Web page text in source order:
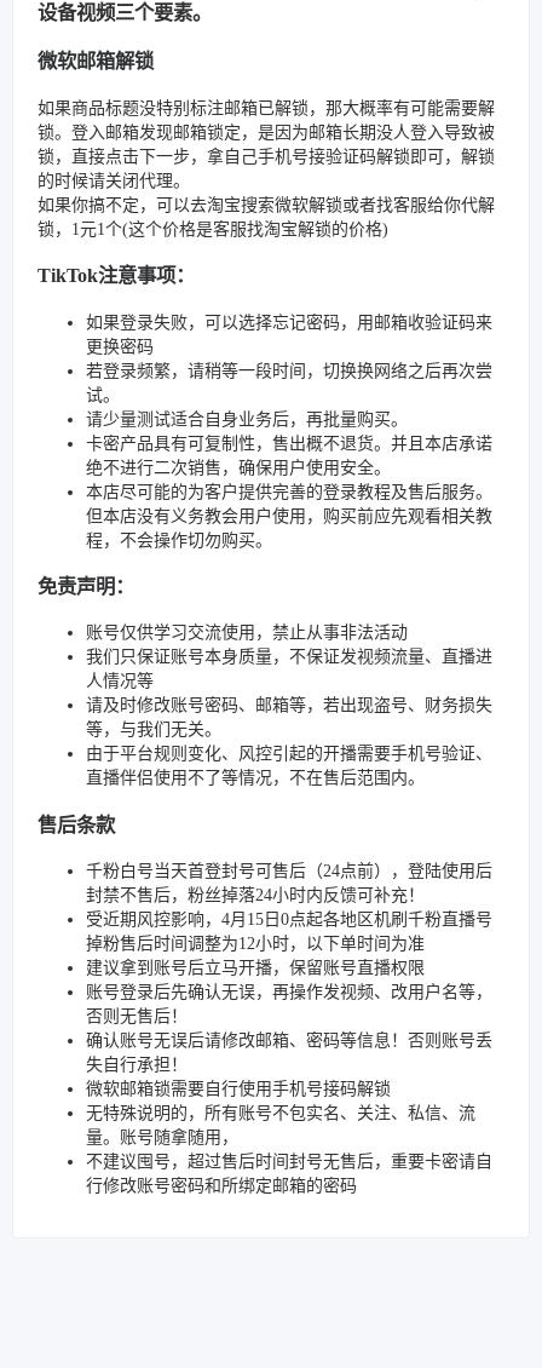
设备视频三个要素。
微软邮箱解锁
如果商品标题没特别标注邮箱已解锁，那大概率有可能需要解
锁。登入邮箱发现邮箱锁定，是因为邮箱长期没人登入导致被
锁，直接点击下一步，拿自己手机号接验证码解锁即可，解锁
的时候请关闭代理。
如果你搞不定，可以去淘宝搜索微软解锁或者找客服给你代解
锁，1元1个(这个价格是客服找淘宝解锁的价格)
TikTok注意事项：
如果登录失败，可以选择忘记密码，用邮箱收验证码来
更换密码
若登录频繁，请稍等一段时间，切换换网络之后再次尝
试。
请少量测试适合自身业务后，再批量购买。
卡密产品具有可复制性，售出概不退货。并且本店承诺
绝不进行二次销售，确保用户使用安全。
本店尽可能的为客户提供完善的登录教程及售后服务。
但本店没有义务教会用户使用，购买前应先观看相关教
程，不会操作切勿购买。
免责声明：
账号仅供学习交流使用，禁止从事非法活动
我们只保证账号本身质量，不保证发视频流量、直播进
人情况等
请及时修改账号密码、邮箱等，若出现盗号、财务损失
等，与我们无关。
由于平台规则变化、风控引起的开播需要手机号验证、
直播伴侣使用不了等情况，不在售后范围内。
售后条款
千粉白号当天首登封号可售后（24点前），登陆使用后
封禁不售后，粉丝掉落24小时内反馈可补充！
受近期风控影响，4月15日0点起各地区机刷千粉直播号
掉粉售后时间调整为12小时，以下单时间为准
建议拿到账号后立马开播，保留账号直播权限
账号登录后先确认无误，再操作发视频、改用户名等，
否则无售后！
确认账号无误后请修改邮箱、密码等信息！否则账号丢
失自行承担！
微软邮箱锁需要自行使用手机号接码解锁
无特殊说明的，所有账号不包实名、关注、私信、流
量。账号随拿随用，
不建议囤号，超过售后时间封号无售后，重要卡密请自
行修改账号密码和所绑定邮箱的密码